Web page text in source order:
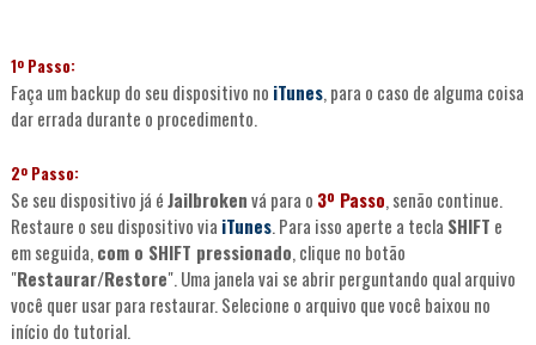
1º Passo:
Faça um backup do seu dispositivo no iTunes, para o caso de alguma coisa
dar errada durante o procedimento.
2º Passo:
Se seu dispositivo já éJailbrokenvá para o 3º Passo, senão continue.
Restaure o seu dispositivo via iTunes. Para isso aperte a tecla SHIFT e
em seguida, com o SHIFT pressionado, clique no botão
"Restaurar/Restore". Uma janela vai se abrir perguntando qual arquivo
você quer usar para restaurar. Selecione o arquivo que você baixou no
início do tutorial.